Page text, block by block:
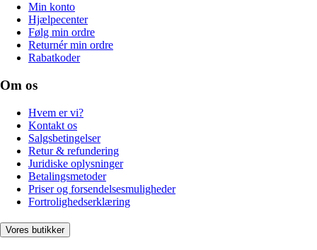
Min konto
Hjælpecenter
Følg min ordre
Returnér min ordre
Rabatkoder
Om os
Hvem er vi?
Kontakt os
Salgsbetingelser
Retur & refundering
Juridiske oplysninger
Betalingsmetoder
Priser og forsendelsesmuligheder
Fortrolighedserklæring
Vores butikker